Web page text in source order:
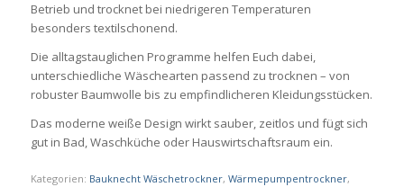
Betrieb und trocknet bei niedrigeren Temperaturen
besonders textilschonend.
Die alltagstauglichen Programme helfen Euch dabei,
unterschiedliche Wäschearten passend zu trocknen – von
robuster Baumwolle bis zu empfindlicheren Kleidungsstücken.
Das moderne weiße Design wirkt sauber, zeitlos und fügt sich
gut in Bad, Waschküche oder Hauswirtschaftsraum ein.
Kategorien: Bauknecht Wäschetrockner, Wärmepumpentrockner,